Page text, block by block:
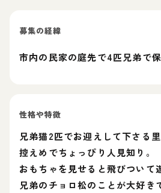
募集の経緯
市内の民家の庭先で4匹兄弟で保
性格や特徴
兄弟猫2匹でお迎えして下さる
控えめでちょっぴり人見知り‎。
おもちゃを見せると飛びついて
兄弟のチョロ松のことが大好き